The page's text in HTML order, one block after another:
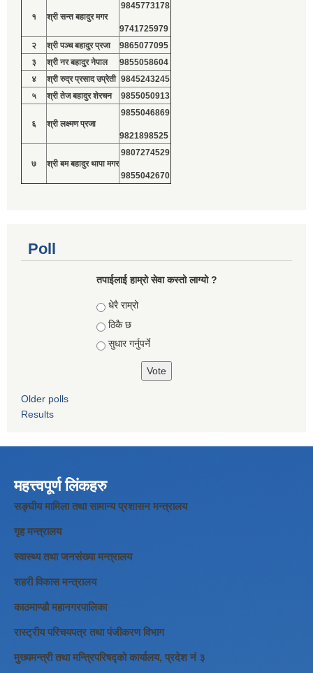
१ श्री सन्त बहादुर मगर
9845773178
9741725979
२
श्री पञ्च बहादुर प्रजा
9865077095
३
श्री नर बहादुर नेपाल
9855058604
४
श्री रुद्र प्रसाद उप्रेती 9845243245
५
श्री तेज बहादुर शेरचन 9855050913
६ श्री लक्ष्मण प्रजा
9855046869
9821898525
७ श्री बम बहादुर थापा मगर
9807274529
9855042670
Poll
तपाईलाई हाम्रो सेवा कस्तो लाग्यो ?
Choices
धेरै राम्रो
ठिकै छ
सुधार गर्नुपर्ने
Older polls
Results
महत्त्वपूर्ण लिंकहरु
सङ्घीय मामिला तथा सामान्य प्रशासन मन्त्रालय
गृह मन्त्रालय
स्वास्थ्य तथा जनसंख्या मन्त्रालय
शहरी विकास मन्त्रालय
काठमाण्डौ महानगरपालिका
रास्ट्रीय परिचयपत्र तथा पंजीकरण विभाग
मुख्यमन्त्री तथा मन्त्रिपरिषद्को कार्यालय, प्रदेश नं ३